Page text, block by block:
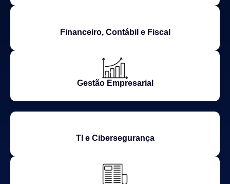
Financeiro, Contábil e Fiscal
Gestão Empresarial
TI e Cibersegurança